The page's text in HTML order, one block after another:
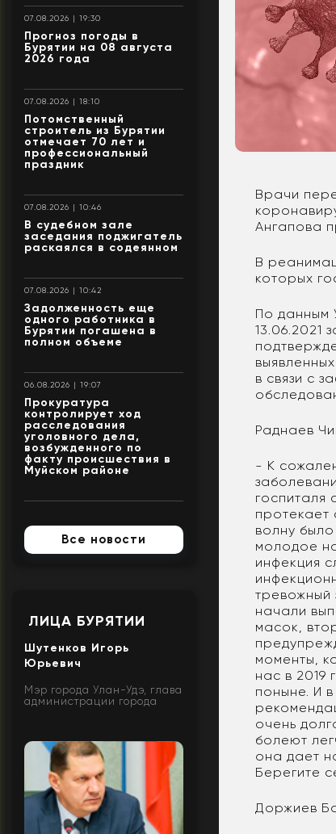
07.08.2026 | 19:30
Прогноз погоды в
Бурятии на 08 августа
2026 года
07.08.2026 | 18:10
Потомственный
строитель из Бурятии
отмечает 70 лет и
профессиональный
праздник
07.08.2026 | 10:46
В судебном зале
заседания поджигатель
раскаялся в содеянном
07.08.2026 | 10:42
Задолженность еще
одного работника в
Бурятии погашена в
полном объеме
06.08.2026 | 19:07
Прокуратура
контролирует ход
расследования
уголовного дела,
возбужденного по
факту происшествия в
Муйском районе
Все новости
ЛИЦА БУРЯТИИ
Шутенков Игорь
Юрьевич
Мэр города Улан-Удэ, глава
администрации города
Врачи
Ангапова
В
которых
По данным
13.06.2021
в связи с
Раднаев
- К
госпиталя
протекает
волну
молодое
инфекция
тревожный
начали
масок,
моменты,
нас в 2019
поныне. И
очень
болеют
она дает
Берегите
Доржиев